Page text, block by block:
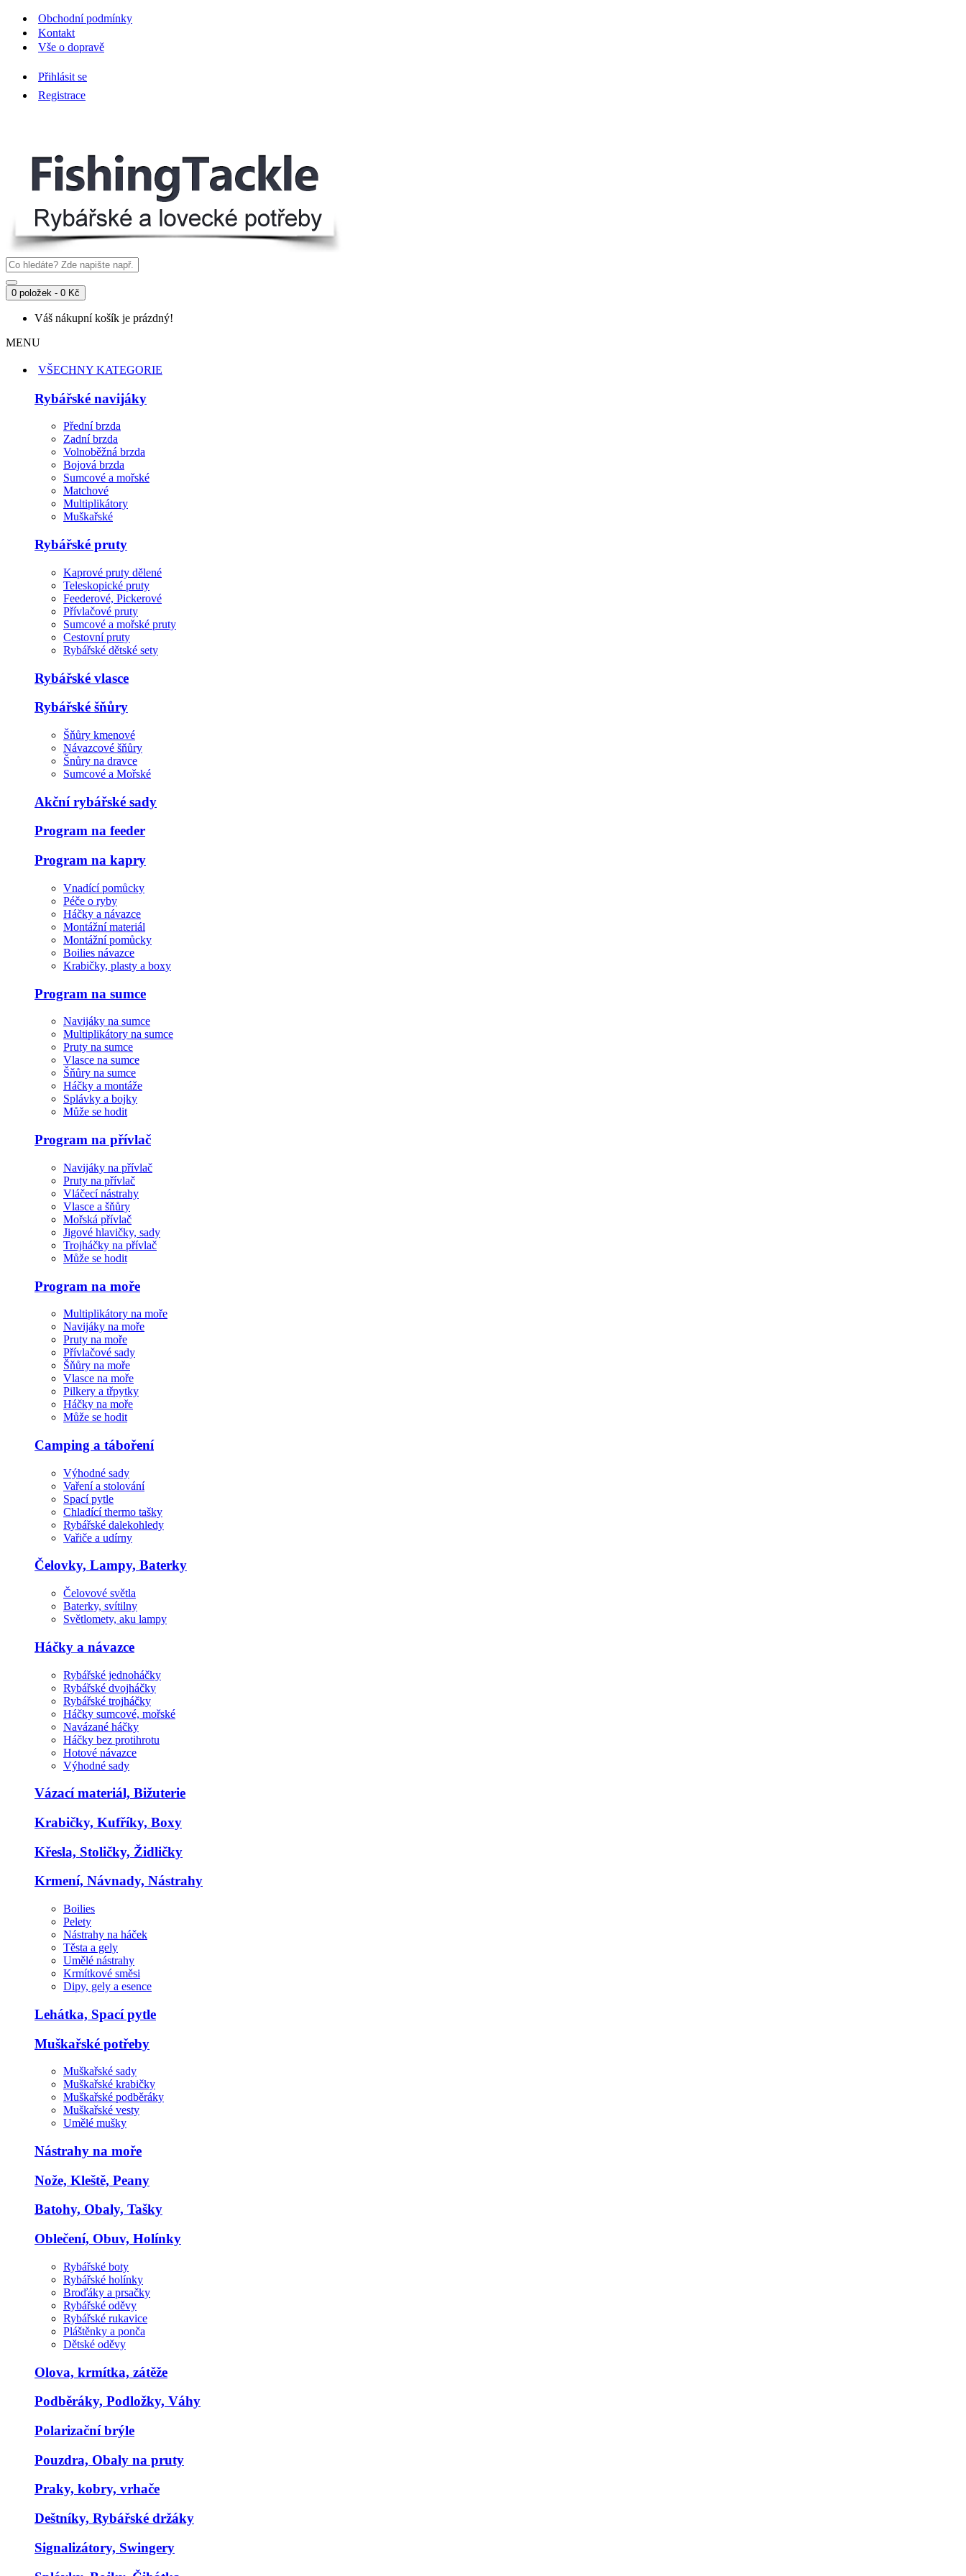
Obchodní podmínky
Kontakt
Vše o dopravě
Přihlásit se
Registrace
0 položek - 0 Kč
Váš nákupní košík je prázdný!
MENU
VŠECHNY KATEGORIE
Rybářské navijáky
Přední brzda
Zadní brzda
Volnoběžná brzda
Bojová brzda
Sumcové a mořské
Matchové
Multiplikátory
Muškařské
Rybářské pruty
Kaprové pruty dělené
Teleskopické pruty
Feederové, Pickerové
Přívlačové pruty
Sumcové a mořské pruty
Cestovní pruty
Rybářské dětské sety
Rybářské vlasce
Rybářské šňůry
Šňůry kmenové
Návazcové šňůry
Šnůry na dravce
Sumcové a Mořské
Akční rybářské sady
Program na feeder
Program na kapry
Vnadící pomůcky
Péče o ryby
Háčky a návazce
Montážní materiál
Montážní pomůcky
Boilies návazce
Krabičky, plasty a boxy
Program na sumce
Navijáky na sumce
Multiplikátory na sumce
Pruty na sumce
Vlasce na sumce
Šňůry na sumce
Háčky a montáže
Splávky a bojky
Může se hodit
Program na přívlač
Navijáky na přívlač
Pruty na přívlač
Vláčecí nástrahy
Vlasce a šňůry
Mořská přívlač
Jigové hlavičky, sady
Trojháčky na přívlač
Může se hodit
Program na moře
Multiplikátory na moře
Navijáky na moře
Pruty na moře
Přívlačové sady
Šňůry na moře
Vlasce na moře
Pilkery a třpytky
Háčky na moře
Může se hodit
Camping a táboření
Výhodné sady
Vaření a stolování
Spací pytle
Chladící thermo tašky
Rybářské dalekohledy
Vařiče a udírny
Čelovky, Lampy, Baterky
Čelovové světla
Baterky, svítilny
Světlomety, aku lampy
Háčky a návazce
Rybářské jednoháčky
Rybářské dvojháčky
Rybářské trojháčky
Háčky sumcové, mořské
Navázané háčky
Háčky bez protihrotu
Hotové návazce
Výhodné sady
Vázací materiál, Bižuterie
Krabičky, Kufříky, Boxy
Křesla, Stoličky, Židličky
Krmení, Návnady, Nástrahy
Boilies
Pelety
Nástrahy na háček
Těsta a gely
Umělé nástrahy
Krmítkové směsi
Dipy, gely a esence
Lehátka, Spací pytle
Muškařské potřeby
Muškařské sady
Muškařské krabičky
Muškařské podběráky
Muškařské vesty
Umělé mušky
Nástrahy na moře
Nože, Kleště, Peany
Batohy, Obaly, Tašky
Oblečení, Obuv, Holínky
Rybářské boty
Rybářské holínky
Broďáky a prsačky
Rybářské oděvy
Rybářské rukavice
Pláštěnky a ponča
Dětské oděvy
Olova, krmítka, zátěže
Podběráky, Podložky, Váhy
Polarizační brýle
Pouzdra, Obaly na pruty
Praky, kobry, vrhače
Deštníky, Rybářské držáky
Signalizátory, Swingery